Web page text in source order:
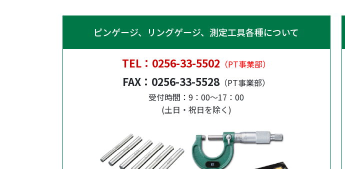
ピンゲージ、リングゲージ、測定工具各種について
TEL： 0256-33-5502 （PT事業部）
FAX： 0256-33-5528（PT事業部）
受付時間：9：00～17：00
(土日・祝日を除く)